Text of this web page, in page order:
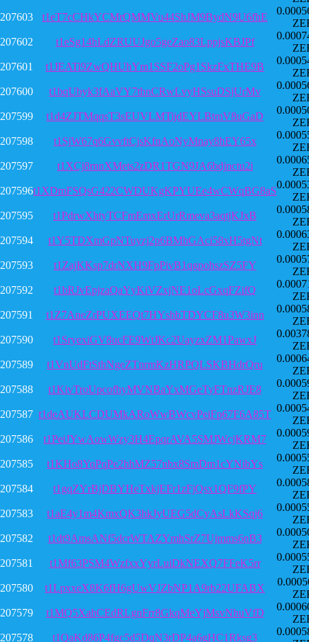
207603
t1eT7cCHkYCMrQMMVu44ShJM9BydN9U6fhE
207602
t1eSg14hLdZRUUJgo5geZao83LppjsKBJPf
207601
t1JEATi9ZwQHUhYm1SSF2oPg1SkzFxTHE9B
207600
t1bqUbyk3fAaVY7thnCRwLvyHSsuDSjUrMv
207599
t1d4ZJTMqqsT3sEUVLMTijdEYLBtmV8uGaD
207598
t1SjW67q6GvvftCjsKfnAoNyMnay8hEY65x
207597
t1XCj8rnnXMets2zDR1TGN9JA6bdjnctu2i
207596t1XDmFSQsG422CWDUKgKPYUEe4wCWqBG8aS
207595
t1PdrwXhtyTCFmEmxErUrRmeva3aqtjKJxB
207594
t1Y5TDXmGpNTuyzj2p6BMhGAci58xH5tgNt
207593
t1ZajKKsp7drNXH9FpPivB1qgpohszSZ5FY
207592
t1bRJvEpjzaQaYyKiVZxjNE1oLcGxqFZifQ
207591
t1Z7AneZrPUXEEQt7HYshbTDYCF8u3W3inn
207590
t1SryexiGV8ucFE9WtJKc2UayzxZM1PawxJ
207589
t1VnUdFtSthNgeZTnrmKzHRPQLSKBHdrQru
207588
t1KivTroUpcofhyMVNBaYxMGeTyFTnzRJE8
207587 t1deAUKLCDUMkARoWwBWcvPeiFp67F6A85T
207586
t1PeiJYwAowWzy3H4EpqrAVA5SMJWcjKRM7
207585
t1KHo8YqPqPe2hhMZ57nbx8SmDm1cYNibYs
207584
t1gqZYrBjDBYHeTxkjEFr1zFjQsx1QF9fPY
207583
t1aE4y1m4KmxQK3hkJyUEG5dCyAsLkKSqj6
207582
t1dt9AmsANf5dcrWTAZYmhSrZ7Ujmms6nB3
207581
t1Mf63PSM4WzfxxYyrLuiDkNEXQ7FFeK5rr
207580
t1LpxxeX8K6fH6gUwVJZbNP1A9rb22UFABX
207579
t1MQ5XahCEdRLgnFrr8GkqMeYjMsvNhuVfD
207578
t1QaKd86P4fgc5d5DqN3rDP4a6gHC1Rksg3